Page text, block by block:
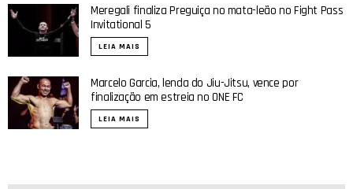
Meregali finaliza Preguiça no mata-leão no Fight Pass
Invitational 5
LEIA MAIS
Marcelo Garcia, lenda do Jiu-Jitsu, vence por
finalização em estreia no ONE FC
LEIA MAIS